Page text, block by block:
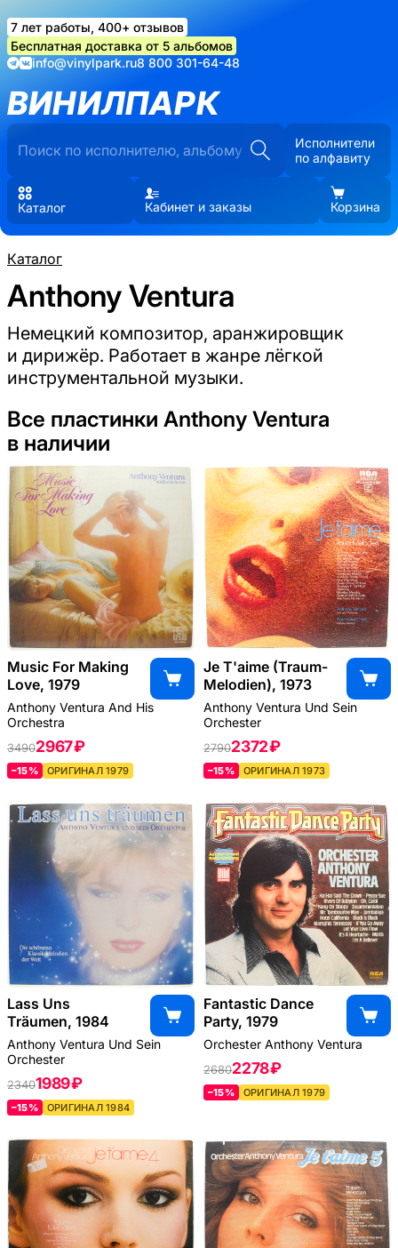
7 лет работы, 400+ отзывов
Бесплатная доставка от 5 альбомов
info@vinylpark.ru8 800 301-64-48
ВИНИЛПАРК
Исполнители
по алфавиту
Каталог Кабинет и заказы Корзина
Каталог
Anthony Ventura
Немецкий композитор, аранжировщик
и дирижёр. Работает в жанре лёгкой
инструментальной музыки.
Все пластинки Anthony Ventura
в наличии
Music For Making
Love, 1979
Anthony Ventura And His
Orchestra
34902967 ₽
–15% ОРИГИНАЛ 1979
Je T'aime (Traum-
Melodien), 1973
Anthony Ventura Und Sein
Orchester
27902372 ₽
–15% ОРИГИНАЛ 1973
Lass Uns
Träumen, 1984
Anthony Ventura Und Sein
Orchester
23401989 ₽
–15% ОРИГИНАЛ 1984
Fantastic Dance
Party, 1979
Orchester Anthony Ventura
26802278 ₽
–15% ОРИГИНАЛ 1979